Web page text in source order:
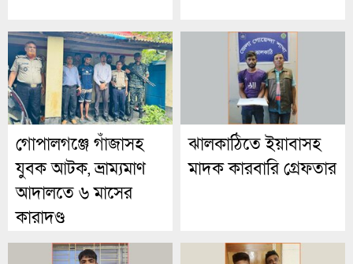
গোপালগঞ্জে গাঁজাসহ
যুবক আটক, ভ্রাম্যমাণ
আদালতে ৬ মাসের
কারাদণ্ড
ঝালকাঠিতে ইয়াবাসহ
মাদক কারবারি গ্রেফতার